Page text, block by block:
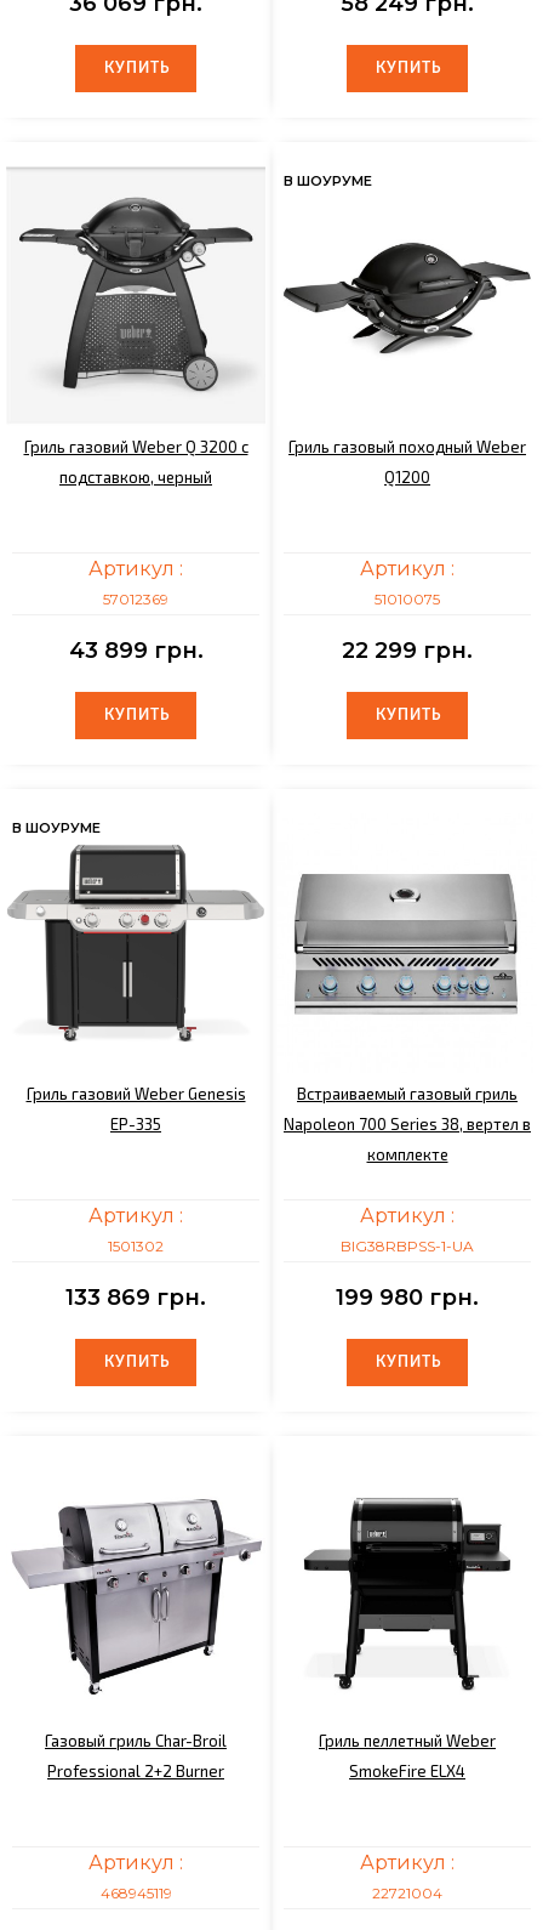
КУПИТЬ
КУПИТЬ КУПИТЬ
КУПИТЬ
Гриль газовий Weber Q 3200 с
подставкою, черный
Артикул :
57012369
43 899 грн.
КУПИТЬ
КУПИТЬ
В ШОУРУМЕ
Гриль газовый походный Weber
Q1200
Артикул :
51010075
22 299 грн.
КУПИТЬ
КУПИТЬ
В ШОУРУМЕ
Гриль газовий Weber Genesis
EP-335
Артикул :
1501302
133 869 грн.
КУПИТЬ
КУПИТЬ
Встраиваемый газовый гриль
Napoleon 700 Series 38, вертел в
комплекте
Артикул :
BIG38RBPSS-1-UA
199 980 грн.
КУПИТЬ
КУПИТЬ
Газовый гриль Char-Broil
Professional 2+2 Burner
Артикул :
468945119
Гриль пеллетный Weber
SmokeFire ELX4
Артикул :
22721004